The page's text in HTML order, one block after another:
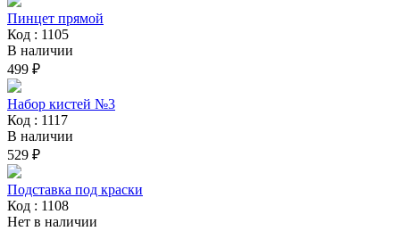
Пинцет прямой
Код : 1105
В наличии
499 ₽
Набор кистей №3
Код : 1117
В наличии
529 ₽
Подставка под краски
Код : 1108
Нет в наличии